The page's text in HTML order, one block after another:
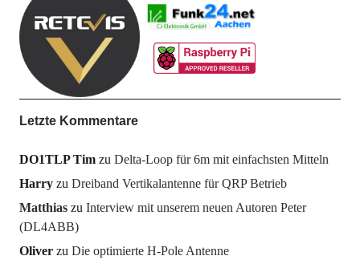
Letzte Kommentare
DO1TLP Timzu Delta-Loop für 6m mit einfachsten Mitteln
Harryzu Dreiband Vertikalantenne für QRP Betrieb
Matthiaszu Interview mit unserem neuen Autoren Peter
(DL4ABB)
Oliverzu Die optimierte H-Pole Antenne